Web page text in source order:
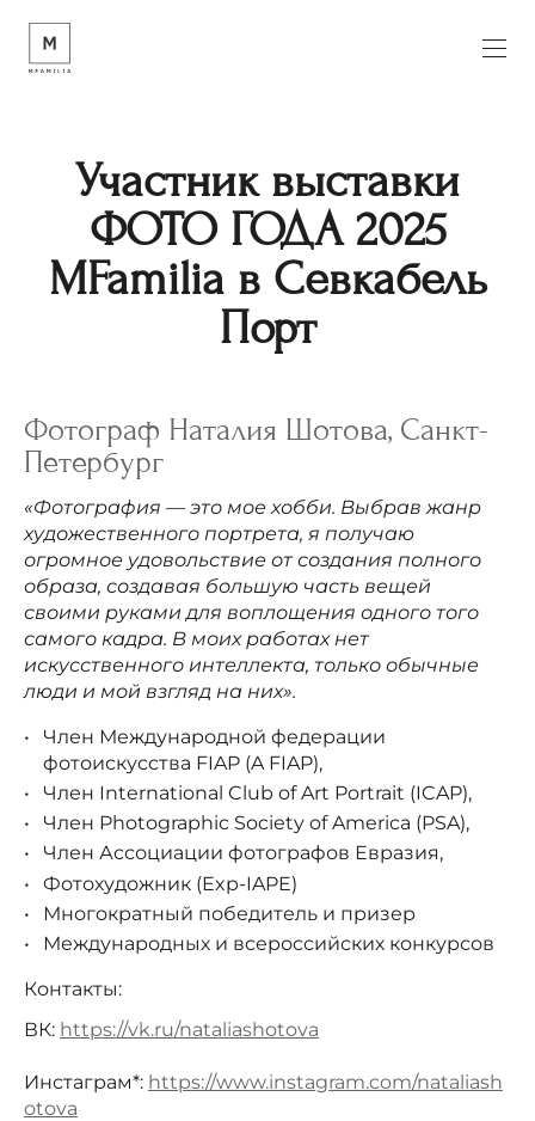
Участник выставки
ФОТО ГОДА 2025
MFamilia в Севкабель
Порт
Фотограф Наталия Шотова, Санкт-
Петербург
«Фотография — это мое хобби. Выбрав жанр
художественного портрета, я получаю
огромное удовольствие от создания полного
образа, создавая большую часть вещей
своими руками для воплощения одного того
самого кадра. В моих работах нет
искусственного интеллекта, только обычные
люди и мой взгляд на них».
Член Международной федерации
фотоискусства FIAP (A FIAP),
Член International Club of Art Portrait (ICAP),
Член Photographic Society of America (PSA),
Член Ассоциации фотографов Евразия,
Фотохудожник (Exp-IAPE)
Многократный победитель и призер
Международных и всероссийских конкурсов
Контакты:
ВК: https://vk.ru/nataliashotova
Инстаграм*: https://www.instagram.com/nataliash
otova